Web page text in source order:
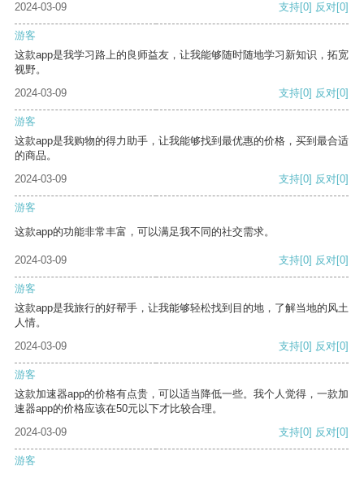
2024-03-09 支持[0] 反对[0]
游客
这款app是我学习路上的良师益友，让我能够随时随地学习新知识，拓宽
视野。
2024-03-09
支持[0] 反对[0]
游客
这款app是我购物的得力助手，让我能够找到最优惠的价格，买到最合适
的商品。
2024-03-09
支持[0] 反对[0]
游客
这款app的功能非常丰富，可以满足我不同的社交需求。
2024-03-09 支持[0] 反对[0]
游客
这款app是我旅行的好帮手，让我能够轻松找到目的地，了解当地的风土
人情。
2024-03-09
支持[0] 反对[0]
游客
这款加速器app的价格有点贵，可以适当降低一些。我个人觉得，一款加
速器app的价格应该在50元以下才比较合理。
2024-03-09
支持[0] 反对[0]
游客